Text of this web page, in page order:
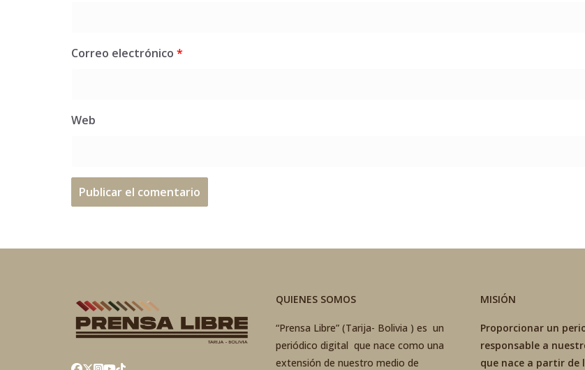
Correo electrónico *
Web
QUIENES SOMOS
“Prensa Libre” (Tarija- Bolivia ) es un
periódico digital que nace como una
extensión de nuestro medio de
MISIÓN
Proporcionar un
responsable a
que nace a partir de